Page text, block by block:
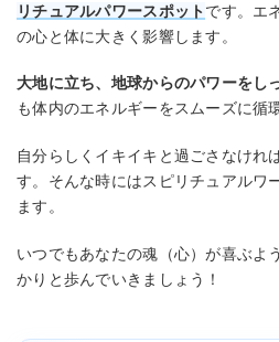
リチュアルパワースポットです。エ
の心と体に大きく影響します。
大地に立ち、地球からのパワーをし
も体内のエネルギーをスムーズに循
自分らしくイキイキと過ごさなけれ
す。そんな時にはスピリチュアルワ
ます。
いつでもあなたの魂（心）が喜ぶよ
かりと歩んでいきましょう！